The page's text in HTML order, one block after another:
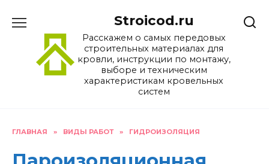
содержанию
Stroicod.ru
Расскажем о самых передовых
строительных материалах для
кровли, инструкции по монтажу,
выборе и техническим
характеристикам кровельных
систем
ГЛАВНАЯ » ВИДЫ РАБОТ » ГИДРОИЗОЛЯЦИЯ